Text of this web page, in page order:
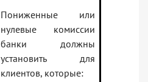
Пониженные или
нулевые комиссии
банки должны
установить для
клиентов, которые: